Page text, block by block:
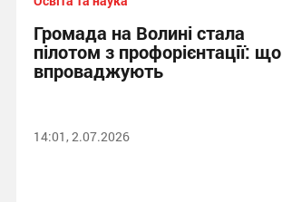
Громада на Волині стала
пілотом з профорієнтації: що
впроваджують
14:01, 2.07.2026